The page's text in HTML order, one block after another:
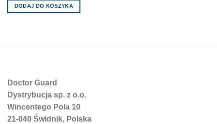
DODAJ DO KOSZYKA
Doctor Guard
Dystrybucja sp. z o.o.
Wincentego Pola 10
21-040 Świdnik, Polska